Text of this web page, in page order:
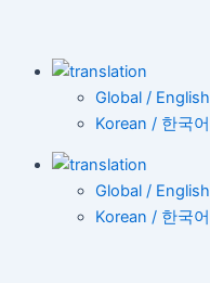
Global / English
Korean / 한국어
Global / English
Korean / 한국어